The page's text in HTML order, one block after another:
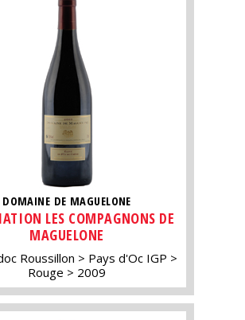
DOMAINE DE MAGUELONE
LES COMPAGNONS DE
MAGUELONE
Roussillon
Pays d'Oc IGP
Rouge
2009